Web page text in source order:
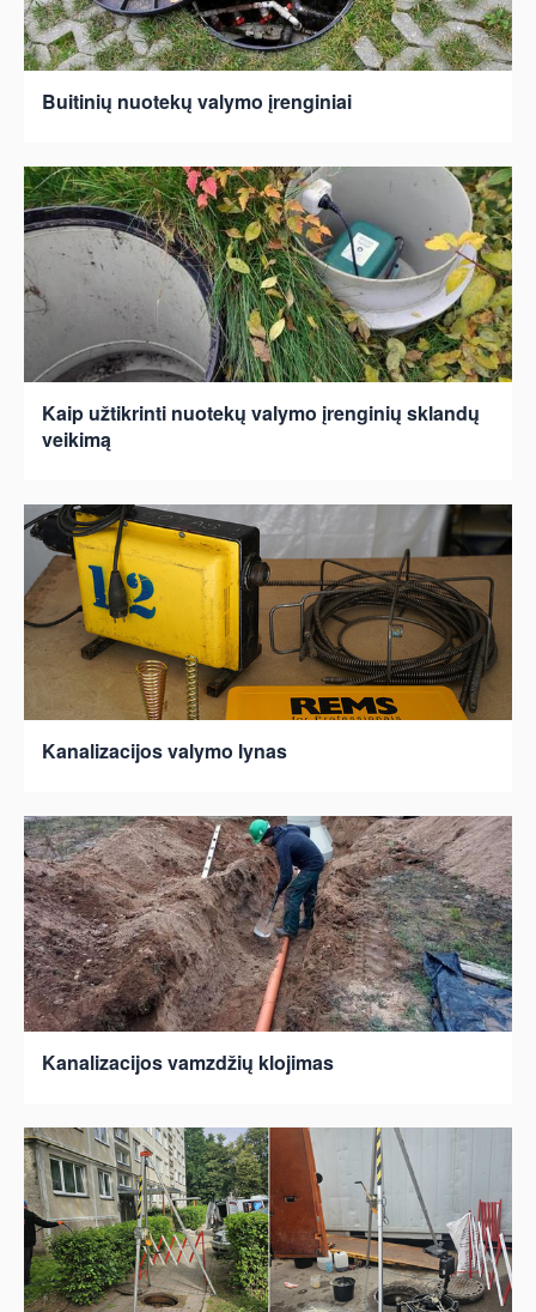
Buitinių nuotekų valymo įrenginiai
Kaip užtikrinti nuotekų valymo įrenginių sklandų
veikimą
Kanalizacijos valymo lynas
Kanalizacijos vamzdžių klojimas